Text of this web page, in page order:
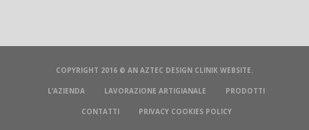
COPYRIGHT 2016 © AN AZTEC DESIGN CLINIK WEBSITE.
L’AZIENDA LAVORAZIONE ARTIGIANALE PRODOTTI
CONTATTI PRIVACY COOKIES POLICY